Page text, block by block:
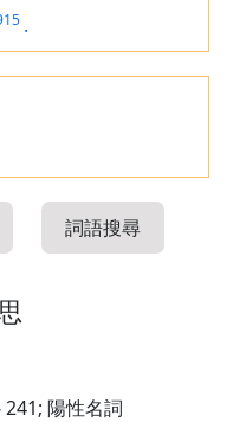
.
詞語搜尋
241; 陽性名詞